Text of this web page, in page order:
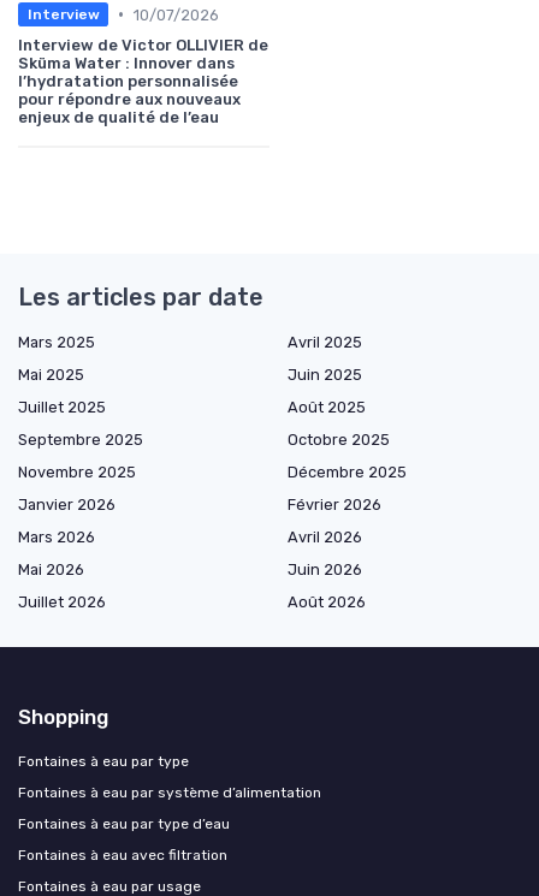
Interview • 10/07/2026
Interview de Victor OLLIVIER de
Sküma Water : Innover dans
l’hydratation personnalisée
pour répondre aux nouveaux
enjeux de qualité de l’eau
Les articles par date
Mars 2025
Avril 2025
Mai 2025
Juin 2025
Juillet 2025
Août 2025
Septembre 2025
Octobre 2025
Novembre 2025
Décembre 2025
Janvier 2026
Février 2026
Mars 2026
Avril 2026
Mai 2026
Juin 2026
Juillet 2026
Août 2026
Shopping
Fontaines à eau par type
Fontaines à eau par système d’alimentation
Fontaines à eau par type d’eau
Fontaines à eau avec filtration
Fontaines à eau par usage